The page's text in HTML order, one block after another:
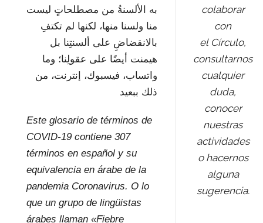
به الألسنةُ من مصطلحاتٍ ليست
منا ولسنا منها، لكنها لم تكتفِ
بالانقضاضِ على ألسنتِنا بل
هيمنت أيضًا على عقولِنا؛ وما
واتساب، فيسبوك، إنترنت، من
ذلك ببعيد
Este glosario de términos de
COVID-19 contiene 307
términos en español y su
equivalencia en árabe de la
pandemia Coronavirus. O lo
que un grupo de lingüistas
árabes llaman «Fiebre
colaborar
con
el Círculo,
consultarnos
cualquier
duda,
conocer
nuestras
actividades
o hacernos
alguna
sugerencia.